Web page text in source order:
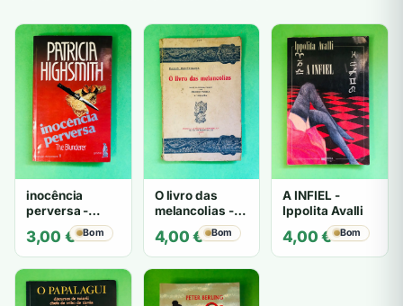
inocência
perversa -
PATRICIA
HIGHSMITH
3,00 € Bom
O livro das
melancolias -
Mantegazza
4,00€ Bom
A INFIEL -
Ippolita Avalli
4,00€ Bom